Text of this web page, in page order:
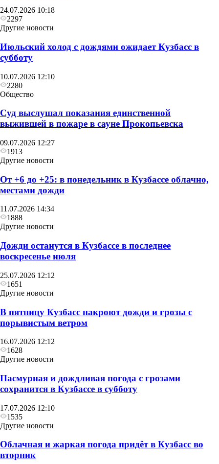
24.07.2026 10:18
2297
Другие новости
Июльский холод с дождями ожидает Кузбасс в
субботу
10.07.2026 12:10
2280
Общество
Суд выслушал показания единственной
выжившей в пожаре в сауне Прокопьевска
09.07.2026 12:27
1913
Другие новости
От +6 до +25: в понедельник в Кузбассе облачно,
местами дожди
11.07.2026 14:34
1888
Другие новости
Дожди останутся в Кузбассе в последнее
воскресенье июля
25.07.2026 12:12
1651
Другие новости
В пятницу Кузбасс накроют дожди и грозы с
порывистым ветром
16.07.2026 12:12
1628
Другие новости
Пасмурная и дождливая погода с грозами
сохранится в Кузбассе в субботу
17.07.2026 12:10
1535
Другие новости
Облачная и жаркая погода придёт в Кузбасс во
вторник